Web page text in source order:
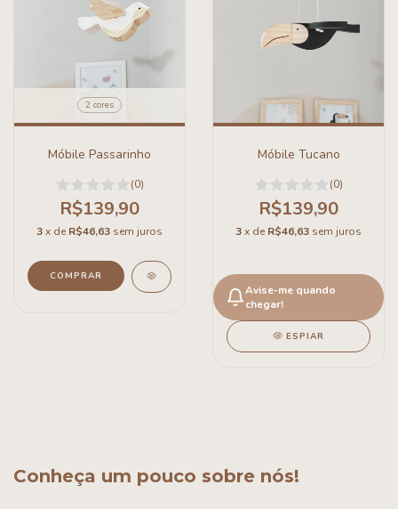
2 cores
Móbile Passarinho
(0)
R$139,90
3x de R$46,63 sem juros
COMPRAR
Móbile Tucano
(0)
R$139,90
3x de R$46,63 sem juros
Avise-me quando
chegar!
ESPIAR
Conheça um pouco sobre nós!